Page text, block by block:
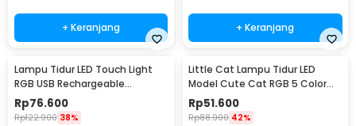
+ Keranjang + Keranjang
Lampu Tidur LED Touch Light
RGB USB Rechargeable
1500mAh 5V 3W - F8-1
Rp76.600
Rp122.900 38%
Little Cat Lampu Tidur LED
Model Cute Cat RGB 5 Color
0.3W 4.5V - LJC-124
Rp51.600
Rp88.900 42%